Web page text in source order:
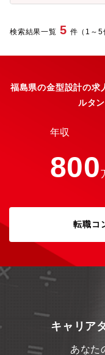
細番手ヤーン、スマー
材（グラスウール）な
外診断用医薬品を軸と
とするスペシャリティ
ループは、「社員の成
に成長と自己実現の機
て社員の成長を促す環
いただきます。【魅力
ーバル企業★グラスフ
基地局やデータセンタ
福利厚生・社風も良く
です！【福島・勤務地
く、地方就業者に人気
https://
転勤：当面無 ※福島県
も細いヤーン(糸)の安
ス)/高強度・低熱膨張
業、メディカル事業等
は国内で圧倒的なシェ
ー事業では、世界シェ
細番手ヤーン、スマー
材料、多目的スタジア
材（グラスウール）な
とするスペシャリティ
ループは、「社員の成
に成長と自己実現の機
て社員の成長を促す環
検索結果一覧 5 件（1～5
福島県の金型設計の求
ルタ
年収
800
転職コ
キャリア
あなた